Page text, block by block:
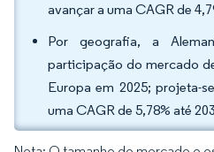
avançar a uma CAGR de
Por geografia, a
participação do mercado
Europa em 2025; projeta-
uma CAGR de 5,78% até